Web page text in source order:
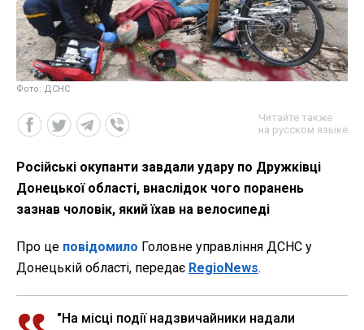
Фото: ДСНС
Читайте также
на русском языке
Російські окупанти завдали удару по Дружківці
Донецької області, внаслідок чого поранень
зазнав чоловік, який їхав на велосипеді
Про це повідомило Головне управління ДСНС у
Донецькій області, передає RegioNews.
"На місці події надзвичайники надали